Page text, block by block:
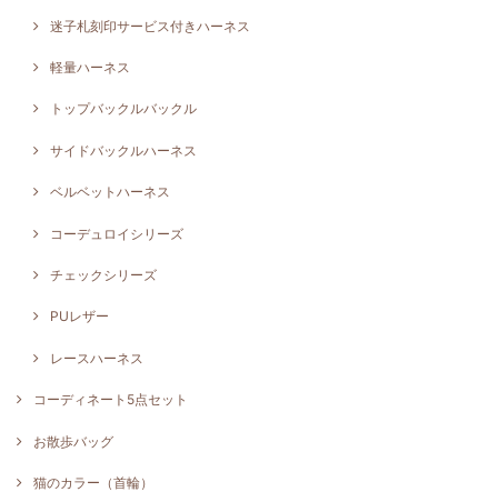
迷子札刻印サービス付きハーネス
軽量ハーネス
トップバックルバックル
サイドバックルハーネス
ベルベットハーネス
コーデュロイシリーズ
チェックシリーズ
PUレザー
レースハーネス
コーディネート5点セット
お散歩バッグ
猫のカラー（首輪）